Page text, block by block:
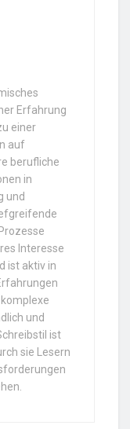
Erfahrung
einer
auf
berufliche
in
und
Interesse
ist aktiv in
und
ist
sie Lesern